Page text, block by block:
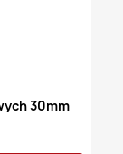
30mm